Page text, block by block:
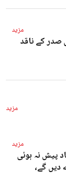
مزید
صدر کے ناقد
مزید
مزید
پیش نہ ہوئی
دیں گے،